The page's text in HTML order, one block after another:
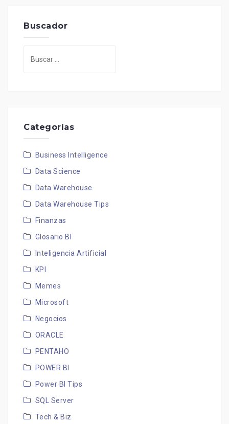
Buscador
Categorías
Business Intelligence
Data Science
Data Warehouse
Data Warehouse Tips
Finanzas
Glosario BI
Inteligencia Artificial
KPI
Memes
Microsoft
Negocios
ORACLE
PENTAHO
POWER BI
Power BI Tips
SQL Server
Tech & Biz